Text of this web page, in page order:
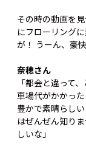
その時の動画を
にフローリング
が！ うーん、豪快
奈穂さん
「都会と違って
車場代がかかっ
豊かで素晴らし
はぜんぜん知り
しいな」